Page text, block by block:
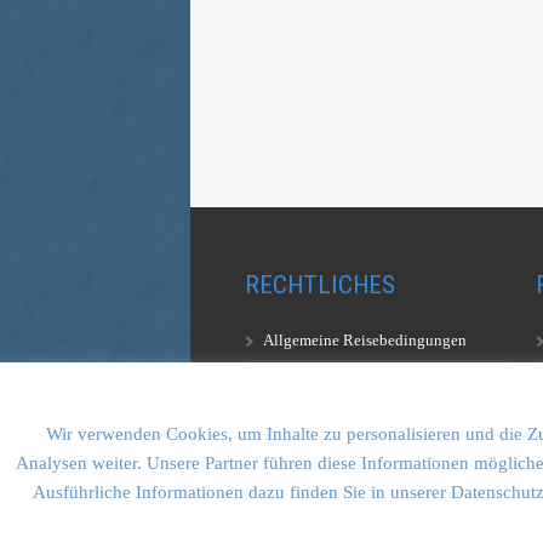
RECHTLICHES
Allgemeine Reisebedingungen
Datenschutzerklärung
Wir verwenden Cookies, um Inhalte zu personalisieren und die
Analysen weiter. Unsere Partner führen diese Informationen
Ausführliche Informationen dazu finden Sie in unserer